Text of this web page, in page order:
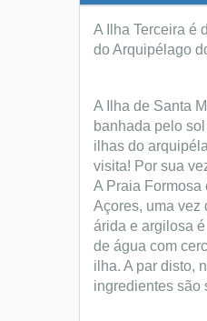
A Ilha Terceira é
do Arquipélago
A Ilha de Santa
banhada pelo
ilhas do
visita! Por sua
A Praia Formosa
Açores, uma vez
árida e argilosa
de água com
ilha. A par disto,
ingredientes são